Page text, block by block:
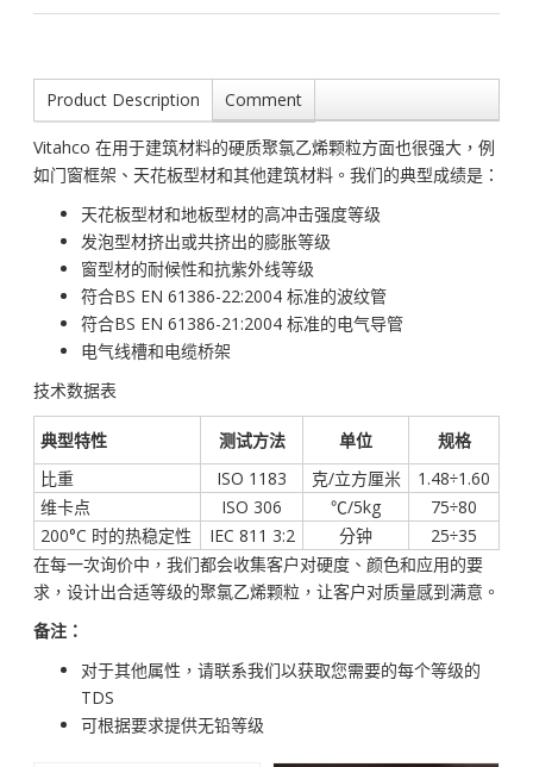
Product Description Comment
Vitahco 在用于建筑材料的硬质聚氯乙烯颗粒方面也很强大，例
如门窗框架、天花板型材和其他建筑材料。我们的典型成绩是：
天花板型材和地板型材的高冲击强度等级
发泡型材挤出或共挤出的膨胀等级
窗型材的耐候性和抗紫外线等级
符合BS EN 61386-22:2004 标准的波纹管
符合BS EN 61386-21:2004 标准的电气导管
电气线槽和电缆桥架
技术数据表
典型特性 测试方法 单位
规格
比重
ISO 1183 克/立方厘米
1.48÷1.60
维卡点
ISO 306 ℃/5kg
75÷80
200°C 时的热稳定性
IEC 811 3:2 分钟
25÷35
在每一次询价中，我们都会收集客户对硬度、颜色和应用的要
求，设计出合适等级的聚氯乙烯颗粒，让客户对质量感到满意。
备注：
对于其他属性，请联系我们以获取您需要的每个等级的
TDS
可根据要求提供无铅等级